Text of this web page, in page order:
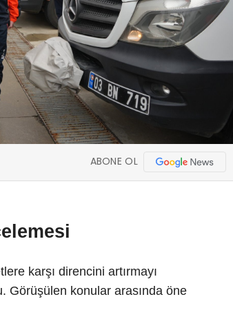
ABONE OL
karşı direncini artırmayı
Görüşülen konular arasında öne